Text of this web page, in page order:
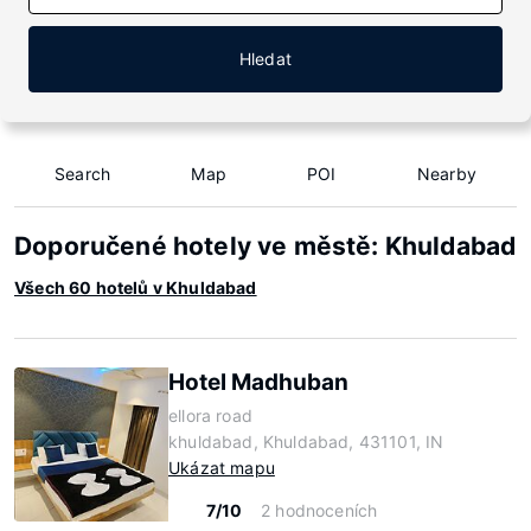
Hledat
Search Map POI Nearby
Doporučené hotely ve městě: Khuldabad
Všech 60 hotelů v Khuldabad
Hotel Madhuban
ellora road
khuldabad, Khuldabad, 431101, IN
Ukázat mapu
7/10
2 hodnoceních